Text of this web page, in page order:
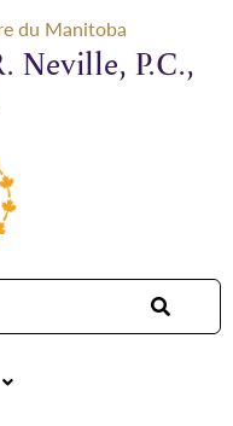
du Manitoba
Neville, P.C.,